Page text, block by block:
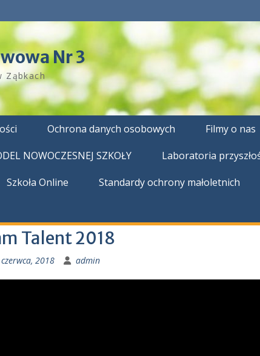
Nr 3
Ząbkach
Ochrona danych osobowych Filmy o nas
NOWOCZESNEJ SZKOŁY Laboratoria
Szkoła Online Standardy ochrony małoletnich
Talent 2018
2018 admin